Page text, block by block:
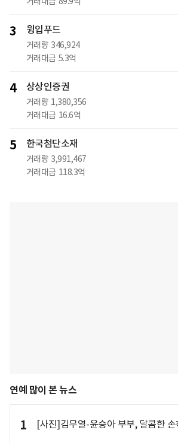
3 윙입푸드
거래량 346,924
거래대금 5.3억
4 상상인증권
거래량 1,380,356
거래대금 16.6억
5 한국첨단소재
거래량 3,991,467
거래대금 118.3억
연예 많이 본 뉴스
1 [사진]김무열-윤승아 부부, 달콤한 손